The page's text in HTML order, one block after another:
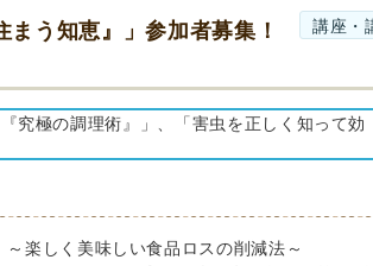
う知恵』」参加者募集！
講座・
究極の調理術』」、「害虫を正しく知って効
楽しく美味しい食品ロスの削減法～